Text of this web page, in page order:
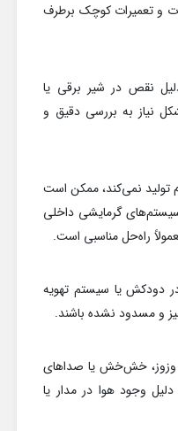
و تعمیرات کوچک برطرف
نقص در شیر برقی یا
نیاز به بررسی دقیق و
نمی‌کند، ممکن است
گرمایشی داخلی
راه‌حل مناسبی است.
دودکش یا سیستم تهویه
و مسدود نشده باشند.
وزوز، خش‌خش یا صداهای
وجود هوا در مدار یا